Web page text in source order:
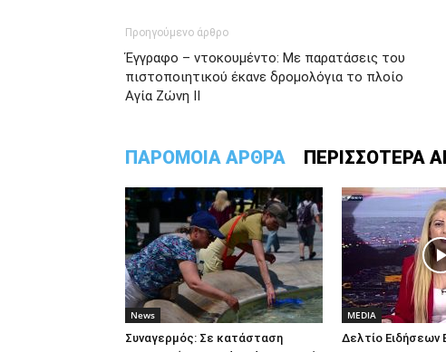
Προηγούμενο άρθρο
Έγγραφο – ντοκουμέντο: Με παρατάσεις του
πιστοποιητικού έκανε δρομολόγια το πλοίο
Αγία Ζώνη ΙΙ
ΠΑΡΟΜΟΙΑ ΑΡΘΡΑ ΠΕΡΙΣΣΟΤΕΡΑ
News
Συναγερμός: Σε κατάσταση
MEDIA
Δελτίο Ειδήσεων